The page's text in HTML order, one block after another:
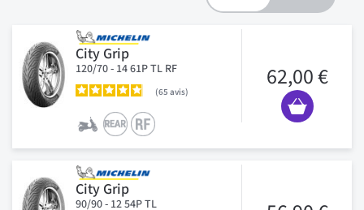
City Grip
120/70 - 14 61P TL RF
65 avis
62,00 €
City Grip
90/90 - 12 54P TL